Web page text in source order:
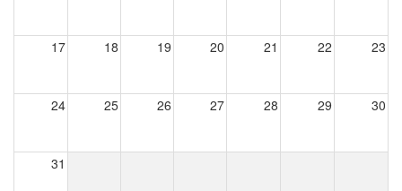
17 18 19 20 21 22 23
24 25 26 27 28 29 30
31